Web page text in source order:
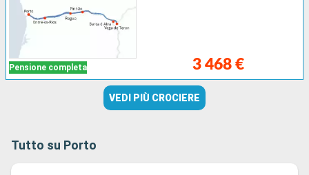
Pensione completa 3 468 €
VEDI PIÙ CROCIERE
Tutto su Porto